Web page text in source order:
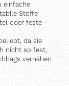
einfache
Stoffe
oder feste
da sie
nicht so fest,
vernähen